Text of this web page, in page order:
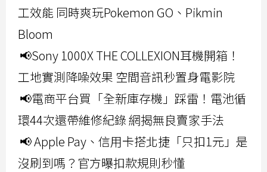
工效能 同時爽玩Pokemon GO、Pikmin
Bloom
📢Sony 1000X THE COLLEXION耳機開箱！
工地實測降噪效果 空間音訊秒置身電影院
📢電商平台買「全新庫存機」踩雷！電池循
環44次還帶維修紀錄 網揭無良賣家手法
📢 Apple Pay、信用卡搭北捷「只扣1元」是
沒刷到嗎？官方曝扣款規則秒懂